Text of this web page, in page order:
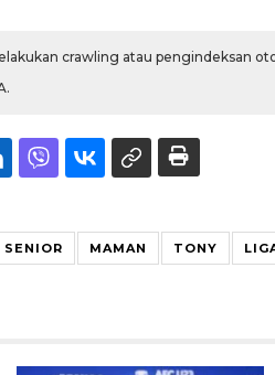
crawling atau pengindeksan
SENIOR MAMAN TONY